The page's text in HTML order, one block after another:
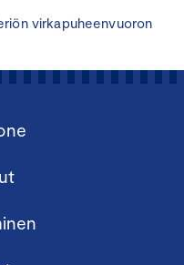
virkapuheenvuoron